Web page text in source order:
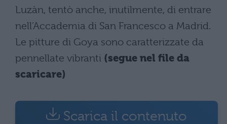
Luzàn, tentò anche, inutilmente, di entrare
nell’Accademia di San Francesco a Madrid.
Le pitture di Goya sono caratterizzate da
pennellate vibranti (segue nel file da
scaricare)
Scarica il contenuto